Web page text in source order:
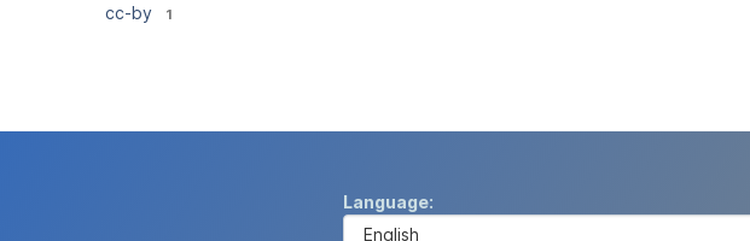
cc-by 1
Language